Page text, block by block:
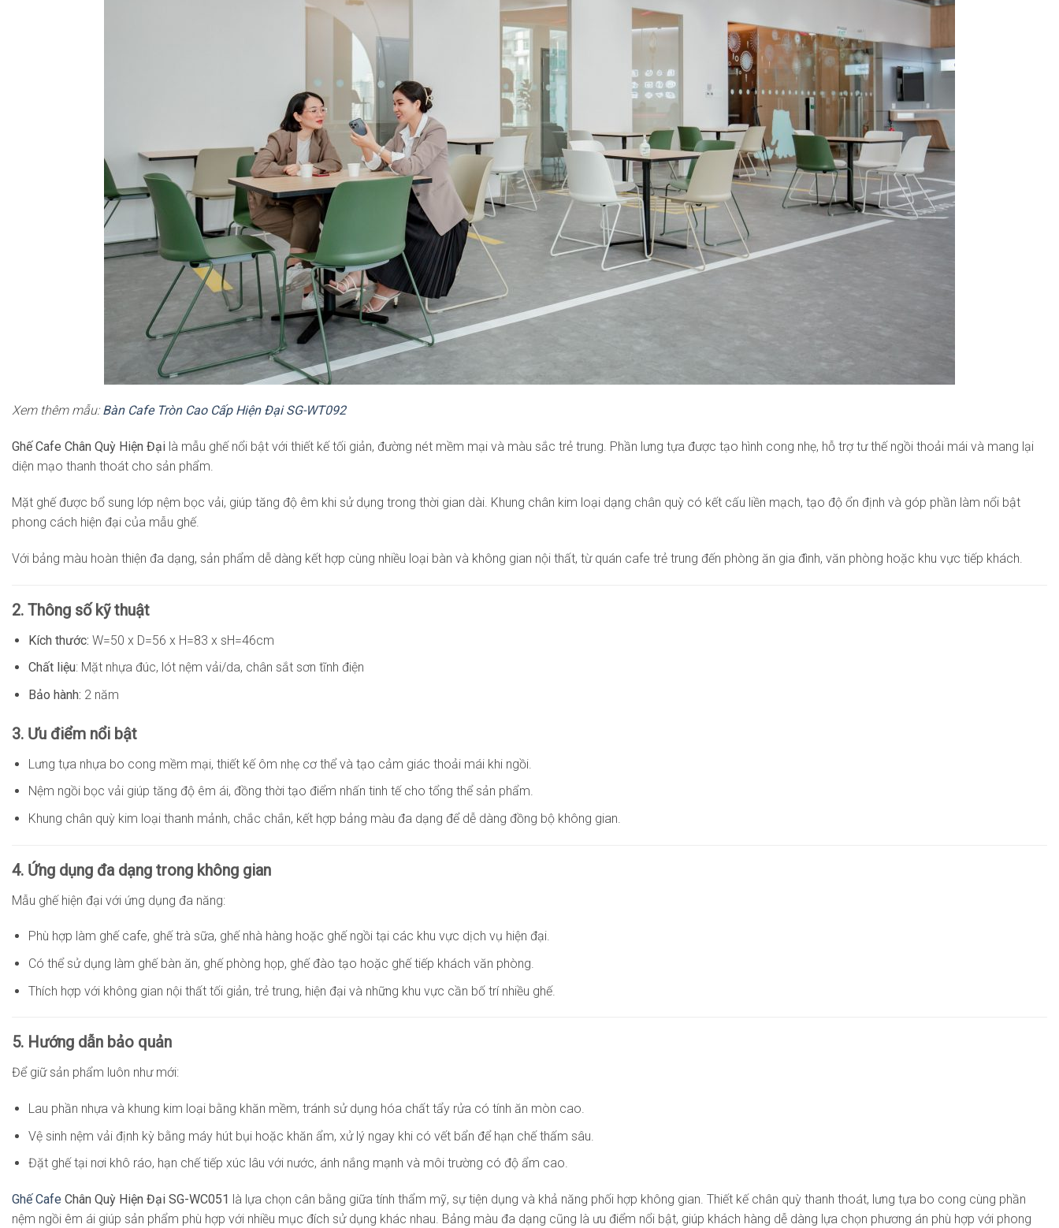
Xem thêm mẫu: Bàn Cafe Tròn Cao Cấp Hiện Đại SG-WT092
Ghế Cafe Chân Quỳ Hiện Đại là mẫu ghế nổi bật với thiết kế tối giản, đường nét mềm mại và màu sắc trẻ trung. Phần lưng tựa được tạo hình cong nhẹ, hỗ trợ tư thế ngồi thoải mái và mang lại
diện mạo thanh thoát cho sản phẩm.
Mặt ghế được bổ sung lớp nệm bọc vải, giúp tăng độ êm khi sử dụng trong thời gian dài. Khung chân kim loại dạng chân quỳ có kết cấu liền mạch, tạo độ ổn định và góp phần làm nổi bật
phong cách hiện đại của mẫu ghế.
Với bảng màu hoàn thiện đa dạng, sản phẩm dễ dàng kết hợp cùng nhiều loại bàn và không gian nội thất, từ quán cafe trẻ trung đến phòng ăn gia đình, văn phòng hoặc khu vực tiếp khách.
2. Thông số kỹ thuật
Kích thước: W=50 x D=56 x H=83 x sH=46cm
Chất liệu: Mặt nhựa đúc, lót nệm vải/da, chân sắt sơn tĩnh điện
Bảo hành: 2 năm
3. Ưu điểm nổi bật
Lưng tựa nhựa bo cong mềm mại, thiết kế ôm nhẹ cơ thể và tạo cảm giác thoải mái khi ngồi.
Nệm ngồi bọc vải giúp tăng độ êm ái, đồng thời tạo điểm nhấn tinh tế cho tổng thể sản phẩm.
Khung chân quỳ kim loại thanh mảnh, chắc chắn, kết hợp bảng màu đa dạng để dễ dàng đồng bộ không gian.
4. Ứng dụng đa dạng trong không gian
Mẫu ghế hiện đại với ứng dụng đa năng:
Phù hợp làm ghế cafe, ghế trà sữa, ghế nhà hàng hoặc ghế ngồi tại các khu vực dịch vụ hiện đại.
Có thể sử dụng làm ghế bàn ăn, ghế phòng họp, ghế đào tạo hoặc ghế tiếp khách văn phòng.
Thích hợp với không gian nội thất tối giản, trẻ trung, hiện đại và những khu vực cần bố trí nhiều ghế.
5. Hướng dẫn bảo quản
Để giữ sản phẩm luôn như mới:
Lau phần nhựa và khung kim loại bằng khăn mềm, tránh sử dụng hóa chất tẩy rửa có tính ăn mòn cao.
Vệ sinh nệm vải định kỳ bằng máy hút bụi hoặc khăn ẩm, xử lý ngay khi có vết bẩn để hạn chế thấm sâu.
Đặt ghế tại nơi khô ráo, hạn chế tiếp xúc lâu với nước, ánh nắng mạnh và môi trường có độ ẩm cao.
Ghế Cafe Chân Quỳ Hiện Đại SG-WC051 là lựa chọn cân bằng giữa tính thẩm mỹ, sự tiện dụng và khả năng phối hợp không gian. Thiết kế chân quỳ thanh thoát, lưng tựa bo cong cùng phần
nệm ngồi êm ái giúp sản phẩm phù hợp với nhiều mục đích sử dụng khác nhau. Bảng màu đa dạng cũng là ưu điểm nổi bật, giúp khách hàng dễ dàng lựa chọn phương án phù hợp với phong